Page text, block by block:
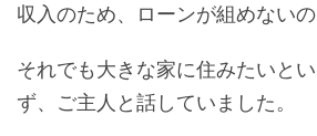
収入のため、ローンが組めないの
それでも大きな家に住みたいと
ず、ご主人と話していました。